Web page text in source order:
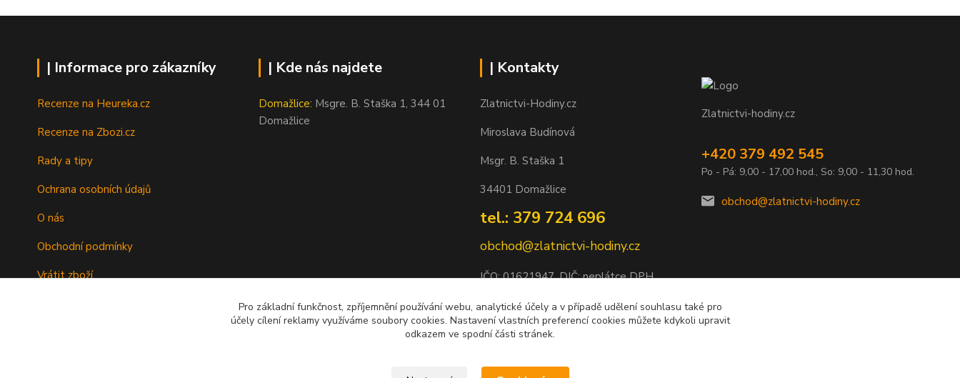
| Informace pro zákazníky
Recenze na Heureka.cz
Recenze na Zbozi.cz
Rady a tipy
Ochrana osobních údajů
O nás
Obchodní podmínky
Vrátit zboží
| Kde nás najdete
Domažlice: Msgre. B. Staška 1, 344 01
Domažlice
| Kontakty
Zlatnictvi-Hodiny.cz
Miroslava Budínová
Msgr. B. Staška 1
34401 Domažlice
tel.: 379 724 696
obchod@zlatnictvi-hodiny.cz
IČO: 01621947, DIČ: neplátce DPH
Bankovní spojení: 2500452838/2010
Zlatnictvi-hodiny.cz
+420 379 492 545
Po - Pá: 9,00 - 17,00 hod., So: 9,00 - 11,30 hod.
obchod@zlatnictvi-hodiny.cz
Pro základní funkčnost, zpříjemnění používání webu, analytické účely a v případě udělení souhlasu také pro
účely cílení reklamy využíváme soubory cookies. Nastavení vlastních preferencí cookies můžete kdykoli upravit
odkazem ve spodní části stránek.